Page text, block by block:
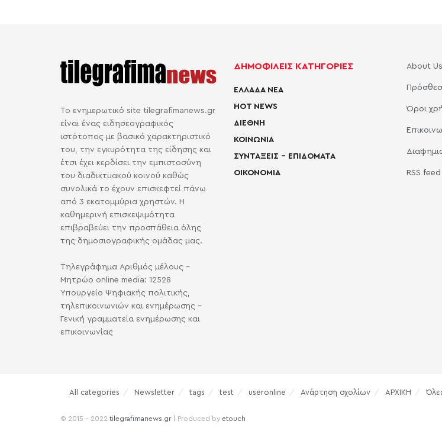
Το ενημερωτικό site tilegrafimanews.gr
είναι ένας ειδησεογραφικός
ιστότοπος με βασικό χαρακτηριστικό
του, την εγκυρότητα της είδησης και
έτσι έχει κερδίσει την εμπιστοσύνη
του διαδικτυακού κοινού καθώς
συνολικά το έχουν επισκεφτεί πάνω
από 3 εκατομμύρια χρηστών. Η
καθημερινή επισκεψιμότητα
επιβραβεύει την προσπάθεια όλης
της δημοσιογραφικής ομάδας μας.
Τηλεγράφημα Αριθμός μέλους -
Μητρώο online media: 12528
Υπουργείο Ψηφιακής πολιτικής,
τηλεπικοινωνιών και ενημέρωσης -
Γενική γραμματεία ενημέρωσης και
επικοινωνίας
ΔΗΜΟΦΙΛΕΙΣ ΚΑΤΗΓΟΡΙΕΣ
ΕΛΛΑΔΑ ΝΕΑ
HOT NEWS
ΔΙΕΘΝΗ
ΚΟΙΝΩΝΙΑ
ΣΥΝΤΑΞΕΙΣ – ΕΠΙΔΟΜΑΤΑ
ΟΙΚΟΝΟΜΙΑ
About Us
Όροι
RSS feed
All categories Newsletter tags test useronline Ανάρτηση σχολίων ΑΡΧΙΚΗ
© 2015 - 2022 tilegrafimanews.gr| Produced by etouch